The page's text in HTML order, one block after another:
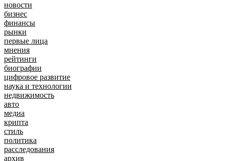
новости
бизнес
финансы
рынки
первые лица
мнения
рейтинги
биографии
цифровое развитие
наука и технологии
недвижимость
авто
медиа
крипта
стиль
политика
расследования
архив